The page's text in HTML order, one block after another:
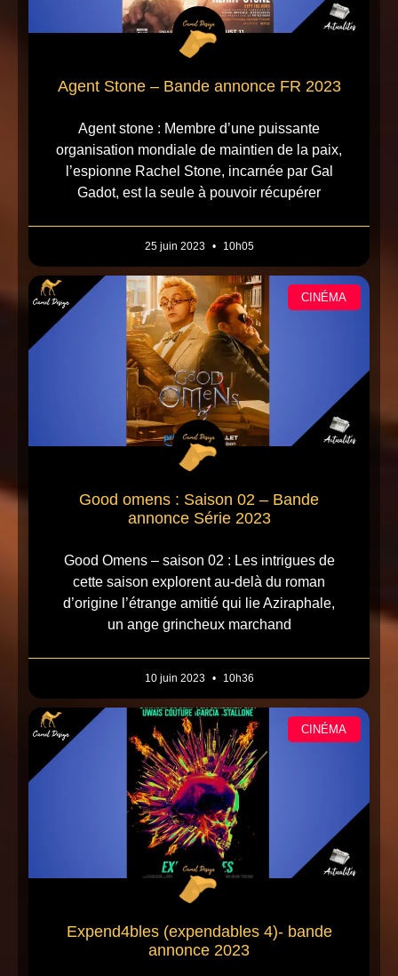
Agent Stone – Bande annonce FR 2023
Agent stone : Membre d’une puissante
organisation mondiale de maintien de la paix,
l’espionne Rachel Stone, incarnée par Gal
Gadot, est la seule à pouvoir récupérer
25 juin 2023 10h05
CINÉMA
Good omens : Saison 02 – Bande
annonce Série 2023
Good Omens – saison 02 : Les intrigues de
cette saison explorent au-delà du roman
d’origine l’étrange amitié qui lie Aziraphale,
un ange grincheux marchand
10 juin 2023 10h36
CINÉMA
Expend4bles (expendables 4)- bande
annonce 2023